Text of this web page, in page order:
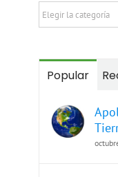
Categories
Popular